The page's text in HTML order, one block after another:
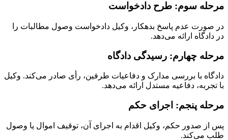
مرحله سوم: طرح دادخواست
در صورت عدم پاسخ بدهکار، وکیل دادخواست وصول مطالبات را
در دادگاه ارائه می‌دهد.
مرحله چهارم: رسیدگی دادگاه
دادگاه با بررسی مدارک و دفاعیات طرفین، رأی صادر می‌کند. وکیل
با تجربه، دفاعیه مستدل ارائه می‌دهد.
مرحله پنجم: اجرای حکم
پس از صدور حکم، وکیل اقدام به اجرای آن، توقیف اموال یا وصول
طلب می‌کند.